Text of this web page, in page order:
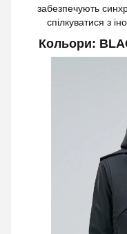
забезпечують
спілкуватися з
Кольори: